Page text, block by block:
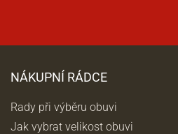
NÁKUPNÍ RÁDCE
Rady při výběru obuvi
Jak vybrat velikost obuvi